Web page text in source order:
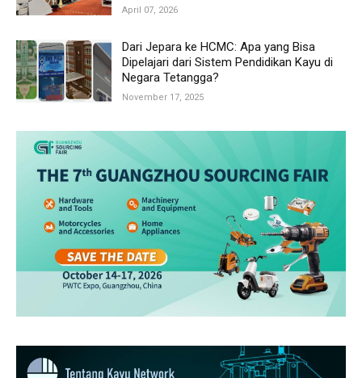
April 07, 2026
Dari Jepara ke HCMC: Apa yang Bisa
Dipelajari dari Sistem Pendidikan Kayu di
Negara Tetangga?
November 17, 2025